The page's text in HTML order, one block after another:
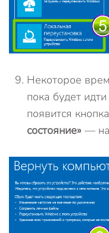
Некоторое
пока будет
появится кнопка
состояние» —